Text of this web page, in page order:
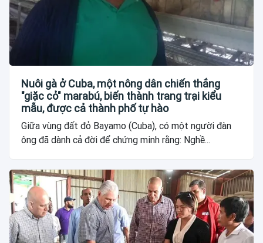
Nuôi gà ở Cuba, một nông dân chiến thắng
"giặc cỏ" marabú, biến thành trang trại kiểu
mẫu, được cả thành phố tự hào
Giữa vùng đất đỏ Bayamo (Cuba), có một người đàn
ông đã dành cả đời để chứng minh rằng: Nghề...